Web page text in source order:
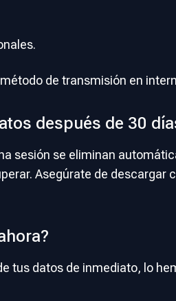
de transmisión en
después de 30
sesión se eliminan
Asegúrate de
tus datos de inmediato, lo